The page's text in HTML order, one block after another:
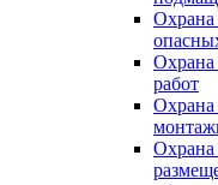
Охрана
Охрана
работ
Охрана
Охрана